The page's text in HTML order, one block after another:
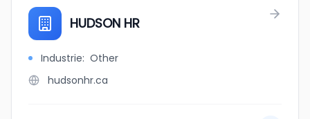
HUDSON HR
Industrie: Other
hudsonhr.ca